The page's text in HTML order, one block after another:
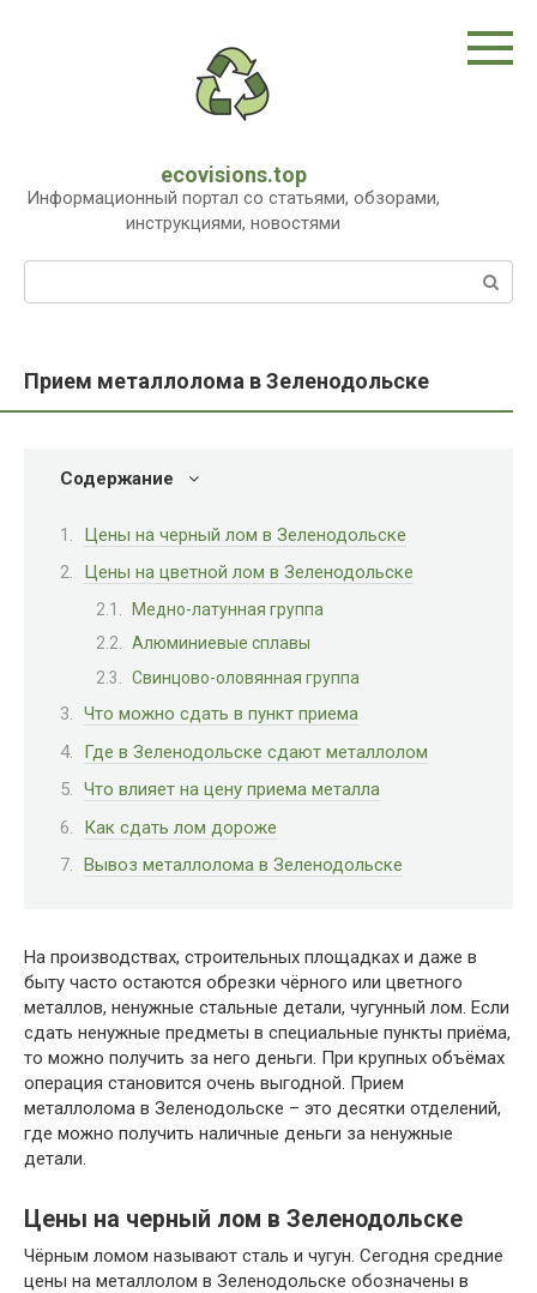
ecovisions.top
Информационный портал со статьями, обзорами,
инструкциями, новостями
Прием металлолома в Зеленодольске
Содержание
Цены на черный лом в Зеленодольске
Цены на цветной лом в Зеленодольске
Медно-латунная группа
Алюминиевые сплавы
Свинцово-оловянная группа
Что можно сдать в пункт приема
Где в Зеленодольске сдают металлолом
Что влияет на цену приема металла
Как сдать лом дороже
Вывоз металлолома в Зеленодольске
На производствах, строительных площадках и даже в
быту часто остаются обрезки чёрного или цветного
металлов, ненужные стальные детали, чугунный лом. Если
сдать ненужные предметы в специальные пункты приёма,
то можно получить за него деньги. При крупных объёмах
операция становится очень выгодной. Прием
металлолома в Зеленодольске – это десятки отделений,
где можно получить наличные деньги за ненужные
детали.
Цены на черный лом в Зеленодольске
Чёрным ломом называют сталь и чугун. Сегодня средние
цены на металлолом в Зеленодольске обозначены в